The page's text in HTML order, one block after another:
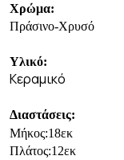
Χρώμα:
Πράσινο-Χρυσό
Υλικό:
Κεραμικό
Διαστάσεις:
Μήκος:18εκ
Πλάτος:12εκ